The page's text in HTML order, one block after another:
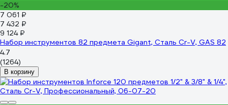
-20%
7 061 ₽
7 432 ₽
9 124 ₽
Набор инструментов 82 предмета Gigant, Сталь Cr-V, GAS 82
4.7
(1264)
В корзину